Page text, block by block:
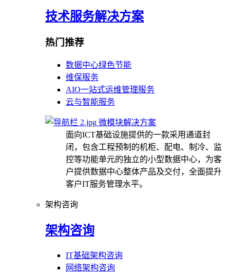
技术服务解决方案
热门推荐
数据中心绿色节能
维保服务
AIO一站式运维管理服务
云与智能服务
微模块解决方案
面向ICT基础设施提供的一款采用通道封
闭，包含工程预制的机柜、配电、制冷、监
控等功能单元的独立的小型数据中心，为客
户提供数据中心整体产品及交付，全面提升
客户IT服务管理水平。
架构咨询
架构咨询
IT基础架构咨询
网络架构咨询